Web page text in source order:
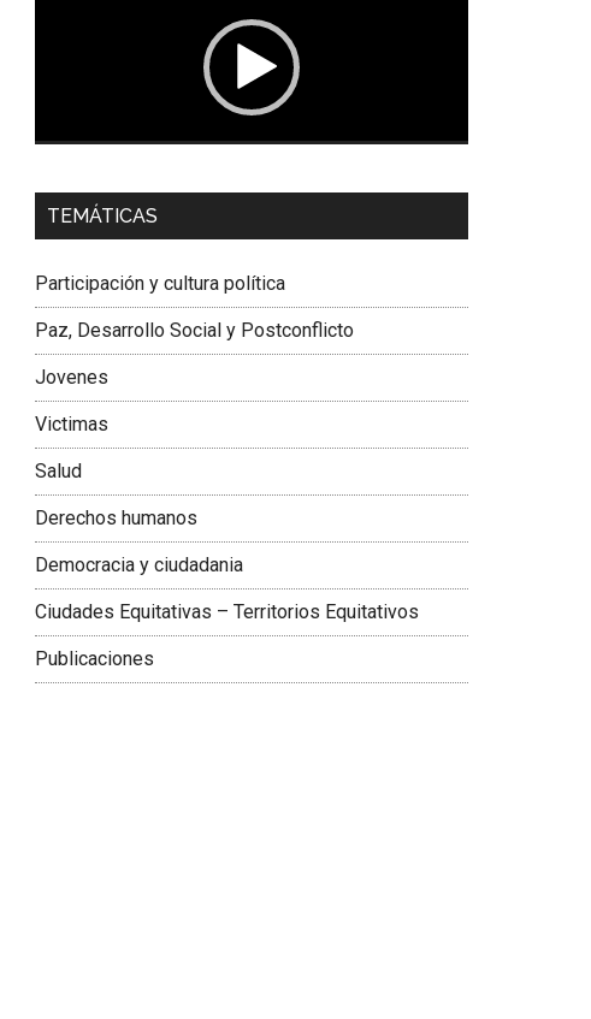
Dra. Carolina Corcho Mejía,
Latinoamericana Sur, Vicepresidenta Federación
TEMÁTICAS
Participación y cultura política
Paz, Desarrollo Social y Postconflicto
Jovenes
Victimas
Salud
Derechos humanos
Democracia y ciudadania
Ciudades Equitativas – Territorios Equitativos
Publicaciones